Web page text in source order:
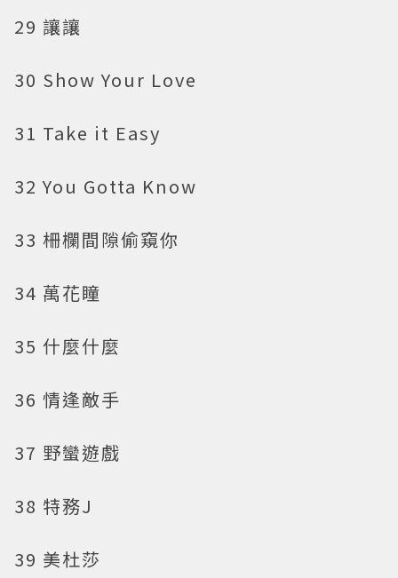
29 讓讓
30 Show Your Love
31 Take it Easy
32 You Gotta Know
33 柵欄間隙偷窺你
34 萬花瞳
35 什麼什麼
36 情逢敵手
37 野蠻遊戲
38 特務J
39 美杜莎